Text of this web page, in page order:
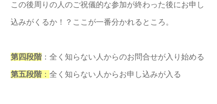
この後周りの人のご祝儀的な参加が終わった後にお申し
込みがくるか！？ここが一番分かれるところ。
第四段階：全く知らない人からのお問合せが入り始める
第五段階： 全く知らない人からお申し込みが入る